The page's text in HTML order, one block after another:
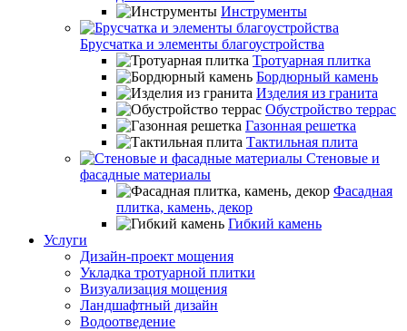
Инструменты
Брусчатка и элементы благоустройства
Тротуарная плитка
Бордюрный камень
Изделия из гранита
Обустройство террас
Газонная решетка
Тактильная плита
Стеновые и
фасадные материалы
Фасадная
плитка, камень, декор
Гибкий камень
Услуги
Дизайн-проект мощения
Укладка тротуарной плитки
Визуализация мощения
Ландшафтный дизайн
Водоотведение